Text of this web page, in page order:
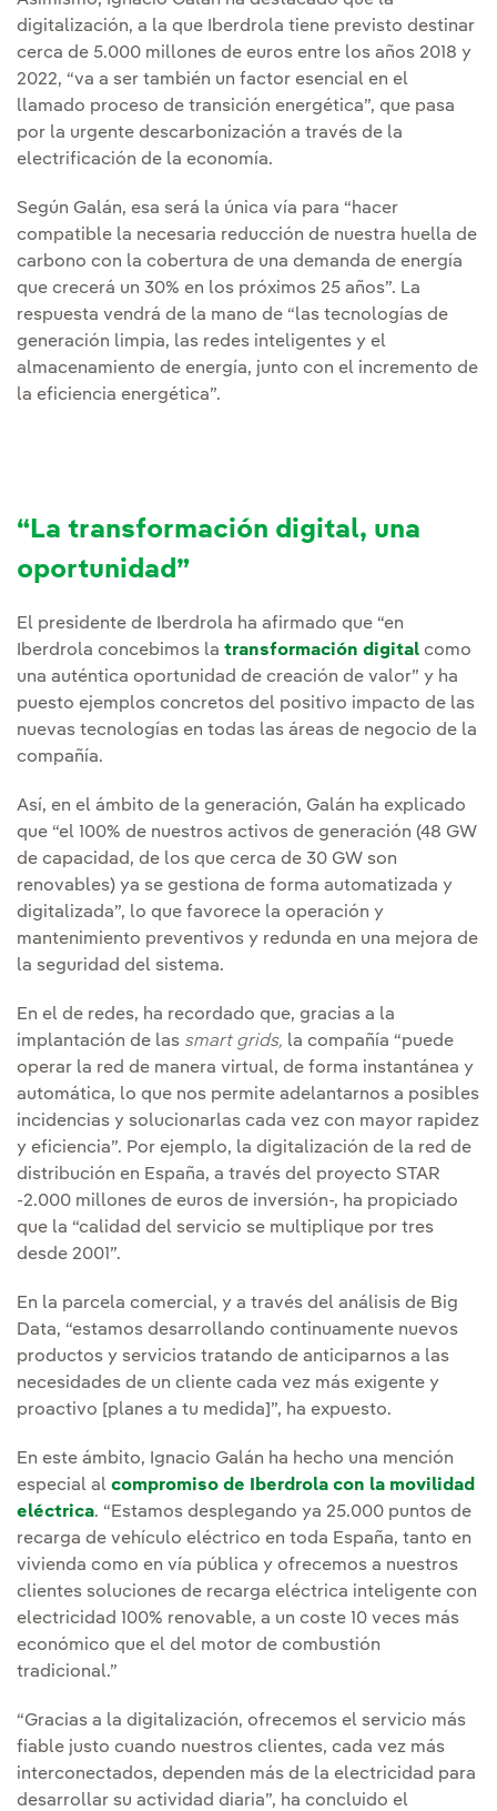
digitalización, a la que Iberdrola tiene previsto destinar
cerca de 5.000 millones de euros entre los años 2018 y
2022, “va a ser también un factor esencial en el
llamado proceso de transición energética”, que pasa
por la urgente descarbonización a través de la
electrificación de la economía.
Según Galán, esa será la única vía para “hacer
compatible la necesaria reducción de nuestra huella de
carbono con la cobertura de una demanda de energía
que crecerá un 30% en los próximos 25 años”. La
respuesta vendrá de la mano de “las tecnologías de
generación limpia, las redes inteligentes y el
almacenamiento de energía, junto con el incremento de
la eficiencia energética”.
“La transformación digital, una
oportunidad”
El presidente de Iberdrola ha afirmado que “en
Iberdrola concebimos la transformación digital como
una auténtica oportunidad de creación de valor” y ha
puesto ejemplos concretos del positivo impacto de las
nuevas tecnologías en todas las áreas de negocio de la
compañía.
Así, en el ámbito de la generación, Galán ha explicado
que “el 100% de nuestros activos de generación (48 GW
de capacidad, de los que cerca de 30 GW son
renovables) ya se gestiona de forma automatizada y
digitalizada”, lo que favorece la operación y
mantenimiento preventivos y redunda en una mejora de
la seguridad del sistema.
En el de redes, ha recordado que, gracias a la
implantación de las smart grids, la compañía “puede
operar la red de manera virtual, de forma instantánea y
automática, lo que nos permite adelantarnos a posibles
incidencias y solucionarlas cada vez con mayor rapidez
y eficiencia”. Por ejemplo, la digitalización de la red de
distribución en España, a través del proyecto STAR
-2.000 millones de euros de inversión-, ha propiciado
que la “calidad del servicio se multiplique por tres
desde 2001”.
En la parcela comercial, y a través del análisis de Big
Data, “estamos desarrollando continuamente nuevos
productos y servicios tratando de anticiparnos a las
necesidades de un cliente cada vez más exigente y
proactivo [planes a tu medida]”, ha expuesto.
En este ámbito, Ignacio Galán ha hecho una mención
especial al compromiso de Iberdrola con la movilidad
eléctrica. “Estamos desplegando ya 25.000 puntos de
recarga de vehículo eléctrico en toda España, tanto en
vivienda como en vía pública y ofrecemos a nuestros
clientes soluciones de recarga eléctrica inteligente con
electricidad 100% renovable, a un coste 10 veces más
económico que el del motor de combustión
tradicional.”
“Gracias a la digitalización, ofrecemos el servicio más
fiable justo cuando nuestros clientes, cada vez más
interconectados, dependen más de la electricidad para
desarrollar su actividad diaria”, ha concluido el